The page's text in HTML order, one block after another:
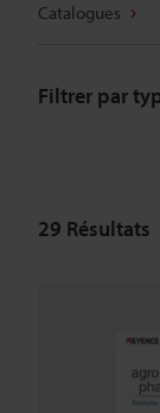
Catalogues
Filtrer par
29 Résultats